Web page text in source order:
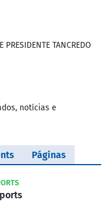
TANCREDO
notícias e
Páginas